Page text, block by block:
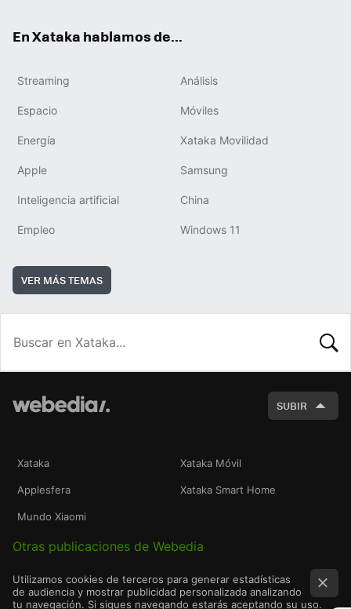
En Xataka hablamos de...
Streaming Análisis
Espacio Móviles
Energía Xataka Movilidad
Apple Samsung
Inteligencia artificial China
Empleo Windows 11
VER MÁS TEMAS
SUBIR
Xataka Xataka Móvil
Applesfera Xataka Smart Home
Mundo Xiaomi
Otras publicaciones de Webedia
Utilizamos cookies de terceros para generar estadísticas
de audiencia y mostrar publicidad personalizada analizando
tu navegación. Si sigues navegando estarás aceptando su uso.